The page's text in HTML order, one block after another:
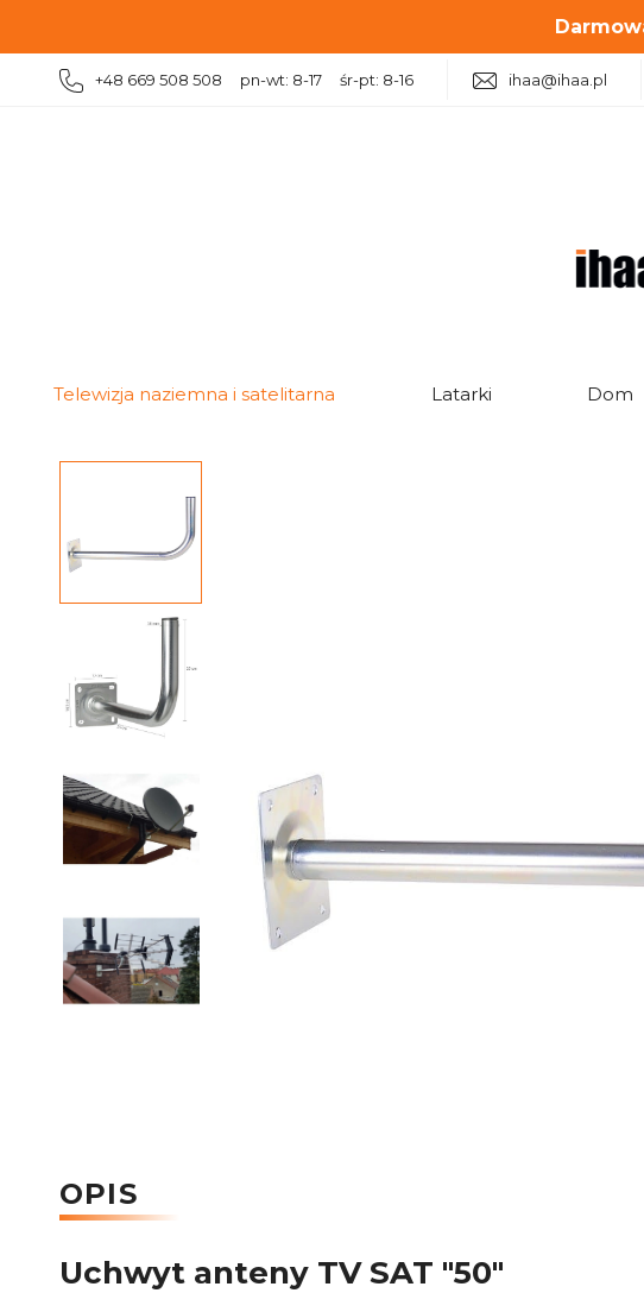
+48 669 508 508 pn-wt: 8-17 śr-pt: 8-16 ihaa@ihaa.pl
Telewizja naziemna i satelitarna Latarki Dom
OPIS
Uchwyt anteny TV SAT "50"